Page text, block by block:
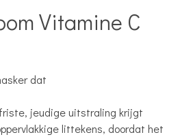
Vitamine C
dat
jeudige uitstraling krijgt
littekens, doordat het